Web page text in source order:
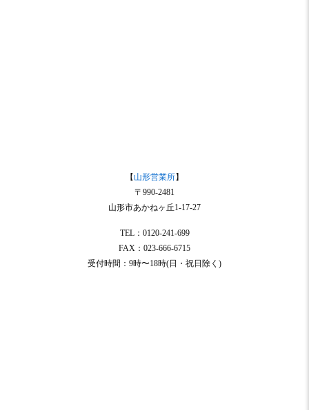
【 山形営業所】
〒990-2481
山形市あかねヶ丘1-17-27
TEL：0120-241-699
FAX：023-666-6715
受付時間：9時〜18時(日・祝日除く)